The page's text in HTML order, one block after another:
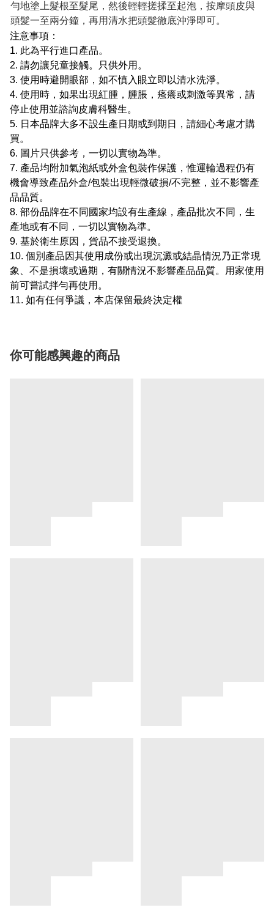
勻地塗上髮根至髮尾，然後輕輕搓揉至起泡，按摩頭皮與
頭髮一至兩分鐘，再用清水把頭髮徹底沖淨即可。
注意事項：
1. 此為平行進口產品。
2. 請勿讓兒童接觸。只供外用。
3. 使用時避開眼部，如不慎入眼立即以清水洗淨。
4. 使用時，如果出現紅腫，腫脹，瘙癢或刺激等異常，請
停止使用並諮詢皮膚科醫生。
5. 日本品牌大多不設生產日期或到期日，請細心考慮才購
買。
6. 圖片只供參考，一切以實物為準。
7. 產品均附加氣泡紙或外盒包裝作保護，惟運輪過程仍有
機會導致產品外盒/包裝出現輕微破損/不完整，並不影響產
品品質。
8. 部份品牌在不同國家均設有生產線，產品批次不同，生
產地或有不同，一切以實物為準。
9. 基於衛生原因，貨品不接受退換。
10. 個別產品因其使用成份或出現沉澱或結晶情況乃正常現
象、不是損壞或過期，有關情況不影響產品品質。用家使用
前可嘗試拌勻再使用。
11. 如有任何爭議，本店保留最終決定權
你可能感興趣的商品